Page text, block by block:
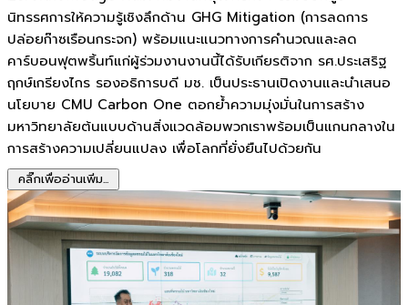
นิทรรศการให้ความรู้เชิงลึกด้าน GHG Mitigation (การลดการ
ปล่อยก๊าซเรือนกระจก) พร้อมแนะแนวทางการคำนวณและลด
คาร์บอนฟุตพริ้นท์แก่ผู้ร่วมงานงานนี้ได้รับเกียรติจาก รศ.ประเสริฐ
ฤกษ์เกรียงไกร รองอธิการบดี มช. เป็นประธานเปิดงานและนำเสนอ
นโยบาย CMU Carbon One ตอกย้ำความมุ่งมั่นในการสร้าง
มหาวิทยาลัยต้นแบบด้านสิ่งแวดล้อมพวกเราพร้อมเป็นแกนกลางใน
การสร้างความเปลี่ยนแปลง เพื่อโลกที่ยั่งยืนไปด้วยกัน
คลิ๊กเพื่ออ่านเพิ่ม...